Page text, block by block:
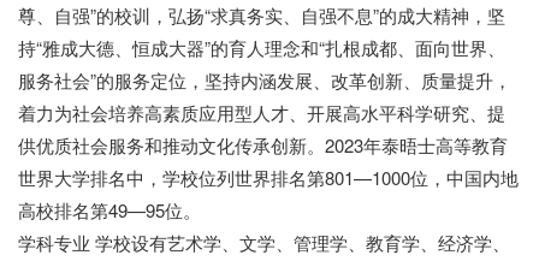
尊、自强”的校训，弘扬“求真务实、自强不息”的成大精神，坚
持“雅成大德、恒成大器”的育人理念和“扎根成都、面向世界、
服务社会”的服务定位，坚持内涵发展、改革创新、质量提升，
着力为社会培养高素质应用型人才、开展高水平科学研究、提
供优质社会服务和推动文化传承创新。2023年泰晤士高等教育
世界大学排名中，学校位列世界排名第801—1000位，中国内地
高校排名第49—95位。
学科专业 学校设有艺术学、文学、管理学、教育学、经济学、